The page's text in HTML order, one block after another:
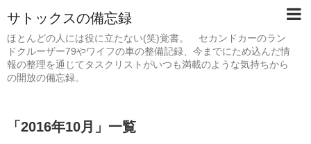
サトックスの備忘録
ほとんどの人には役に立たない(笑)覚書。 セカンドカーのラン
ドクルーザー79やワイフの車の整備記録、今までにため込んだ情
報の整理を通じてタスクリストがいつも満載のような気持ちから
の開放の備忘録。
「 2016年10月 」 一覧